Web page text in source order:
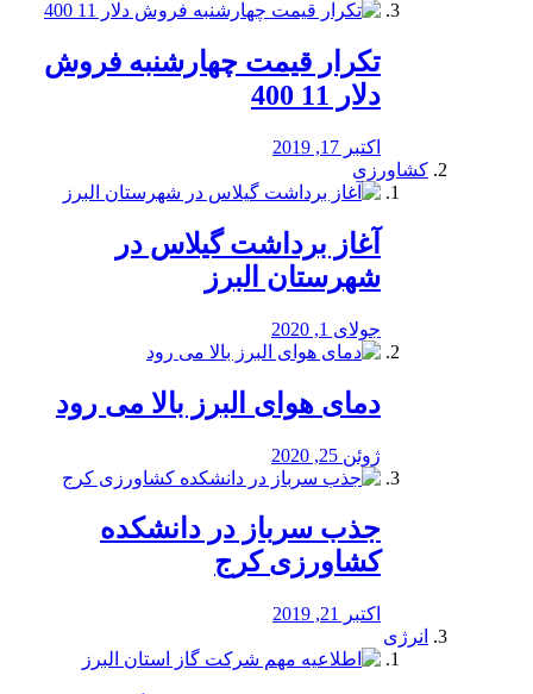
تکرار قیمت چهارشنبه فروش
دلار 11 400
اکتبر 17, 2019
کشاورزی
آغاز برداشت گیلاس در
شهرستان البرز
جولای 1, 2020
دمای هوای البرز بالا می رود
ژوئن 25, 2020
جذب سرباز در دانشکده
کشاورزی کرج
اکتبر 21, 2019
انرژی